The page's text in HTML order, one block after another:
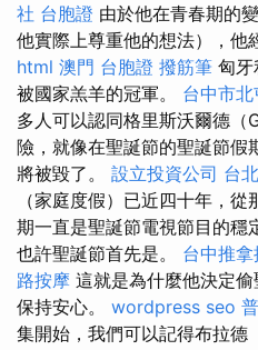
社 台胞證 由於他在青春期的
他實際上尊重他的想法），他
html 澳門 台胞證 撥筋筆 匈牙
被國家羔羊的冠軍。 台中市
多人可以認同格里斯沃爾德
險，就像在聖誕節的聖誕節假
將被毀了。 設立投資公司 台
（家庭度假）已近四十年，
期一直是聖誕節電視節目的穩
也許聖誕節首先是。 台中推
路按摩 這就是為什麼他決定
保持安心。 wordpress seo
集開始，我們可以記得布拉德